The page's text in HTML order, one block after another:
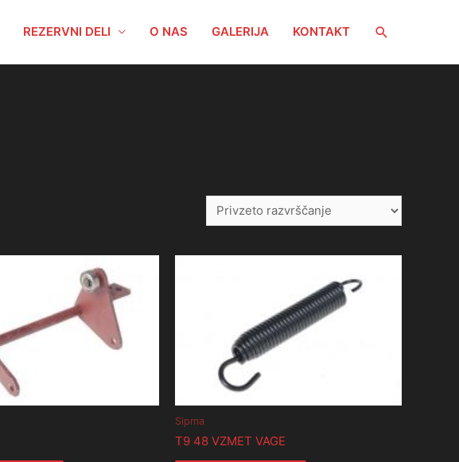
REZERVNI DELI O NAS GALERIJA KONTAKT Search
Sipma
T9 48 VZMET VAGE